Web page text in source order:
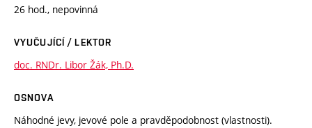
26 hod., nepovinná
VYUČUJÍCÍ / LEKTOR
doc. RNDr. Libor Žák, Ph.D.
OSNOVA
Náhodné jevy, jevové pole a pravděpodobnost (vlastnosti).